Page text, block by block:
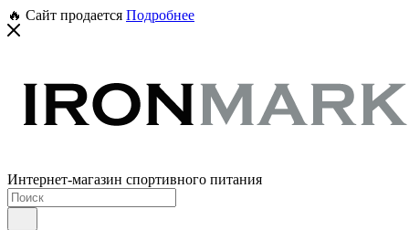
🔥 Сайт продается Подробнее
Интернет-магазин спортивного питания